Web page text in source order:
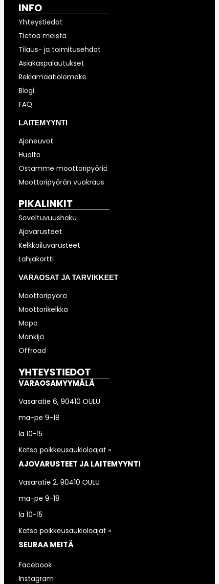
INFO
Yhteystiedot
Tietoa meistä
Tilaus- ja toimitusehdot
Asiakaspalautukset
Reklamaatiolomake
Blogi
FAQ
LAITEMYYNTI
Ajoneuvot
Huolto
Ostamme moottoripyöriä
Moottoripyörän vuokraus
PIKALINKIT
Soveltuvuushaku
Ajovarusteet
Kelkkailuvarusteet
Lahjakortti
VARAOSAT JA TARVIKKEET
Moottoripyörä
Moottorikelkka
Mopo
Mönkijä
Offroad
YHTEYSTIEDOT
VARAOSAMYYMÄLÄ
Vasaratie 6, 90410 OULU
ma-pe 9-18
la 10-15
Katso poikkeusaukioloajat »
AJOVARUSTEET JA LAITEMYYNTI
Vasaratie 2, 90410 OULU
ma-pe 9-18
la 10-15
Katso poikkeusaukioloajat »
SEURAA MEITÄ
Facebook
Instagram